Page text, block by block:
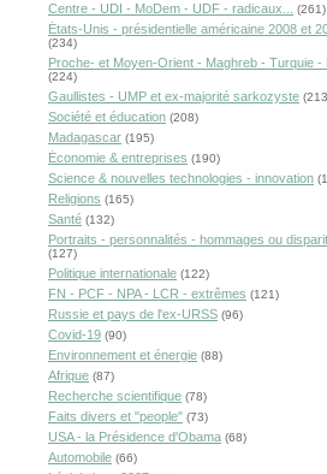
Centre - UDI - MoDem - UDF - radicaux... (261)
États-Unis - présidentielle américaine 2008 et
(234)
Proche- et Moyen-Orient - Maghreb - Turquie -
(224)
Gaullistes - UMP et ex-majorité sarkozyste
Société et éducation (208)
Madagascar (195)
Économie & entreprises (190)
Science & nouvelles technologies - innovation
Religions (165)
Santé (132)
Portraits - personnalités - hommages ou
(127)
Politique internationale (122)
FN - PCF - NPA - LCR - extrêmes (121)
Russie et pays de l'ex-URSS (96)
Covid-19 (90)
Environnement et énergie (88)
Afrique (87)
Recherche scientifique (78)
Faits divers et "people" (73)
USA - la Présidence d'Obama (68)
Automobile (66)